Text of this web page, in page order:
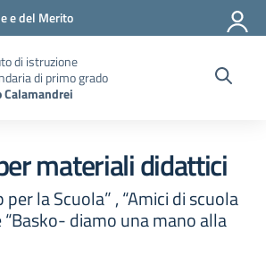
e del Merito
di istruzione
di primo grado
Calamandrei
materiali didattici
per la Scuola” , “Amici di scuola
“Basko- diamo una mano alla